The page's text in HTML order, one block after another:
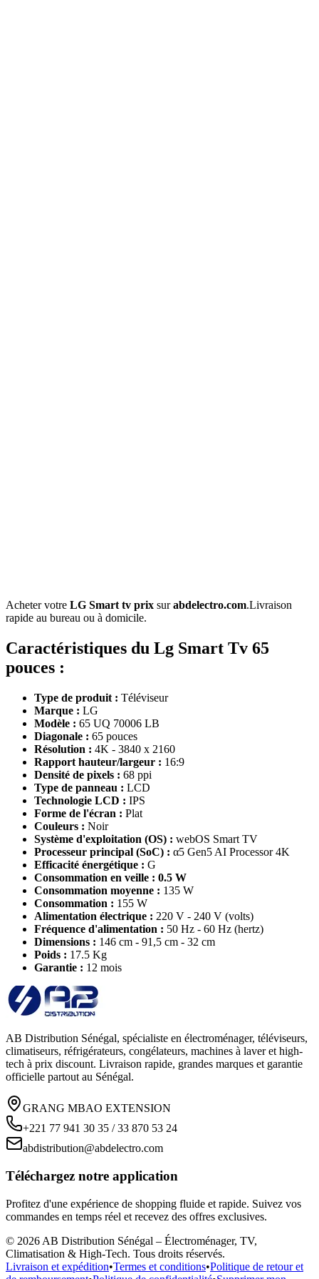
Acheter votre LG Smart tv prix surabdelectro.com.Livraison
rapide au bureau ou à domicile.
Caractéristiques du Lg Smart Tv 65
pouces :
Type de produit : Téléviseur
Marque : LG
Modèle : 65 UQ 70006 LB
Diagonale : 65 pouces
Résolution : 4K - 3840 x 2160
Rapport hauteur/largeur : 16:9
Densité de pixels : 68 ppi
Type de panneau : LCD
Technologie LCD : IPS
Forme de l'écran : Plat
Couleurs : Noir
Système d'exploitation (OS) : webOS Smart TV
Processeur principal (SoC) : α5 Gen5 AI Processor 4K
Efficacité énergétique : G
Consommation en veille : 0.5 W
Consommation moyenne : 135 W
Consommation : 155 W
Alimentation électrique : 220 V - 240 V (volts)
Fréquence d'alimentation : 50 Hz - 60 Hz (hertz)
Dimensions : 146 cm - 91,5 cm - 32 cm
Poids : 17.5 Kg
Garantie : 12 mois
AB Distribution Sénégal, spécialiste en électroménager, téléviseurs,
climatiseurs, réfrigérateurs, congélateurs, machines à laver et high-
tech à prix discount. Livraison rapide, grandes marques et garantie
officielle partout au Sénégal.
GRANG MBAO EXTENSION
+221 77 941 30 35 / 33 870 53 24
abdistribution@abdelectro.com
Téléchargez notre application
Profitez d'une expérience de shopping fluide et rapide. Suivez vos
commandes en temps réel et recevez des offres exclusives.
© 2026 AB Distribution Sénégal – Électroménager, TV,
Climatisation & High-Tech. Tous droits réservés.
Livraison et expédition•Termes et conditions•Politique de retour et